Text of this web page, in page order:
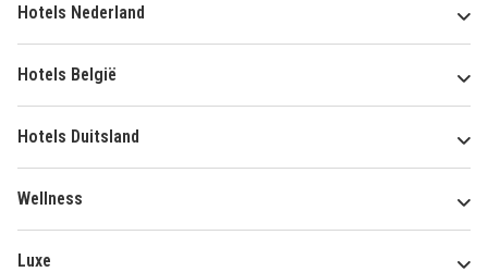
Hotels Nederland
Hotels België
Hotels Duitsland
Wellness
Luxe